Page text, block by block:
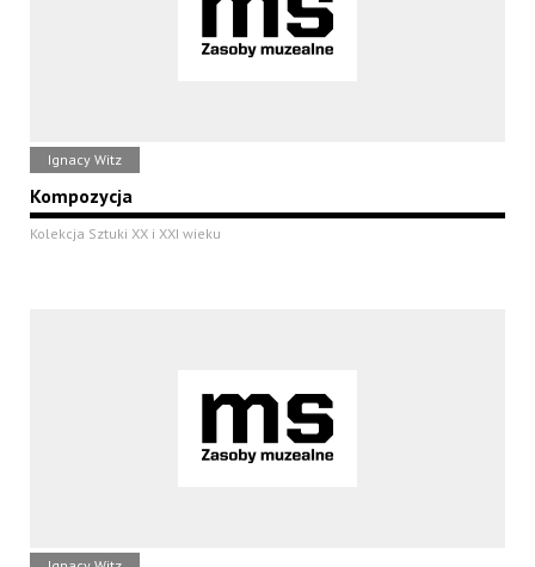
Ignacy Witz
Kompozycja
Kolekcja Sztuki XX i XXI wieku